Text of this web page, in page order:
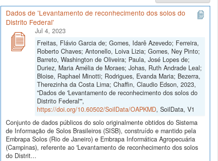
Dados de 'Levantamento de reconhecimento dos solos do
Distrito Federal'
Jul 4, 2023
Freitas, Flávio Garcia de; Gomes, Idarê Azevedo; Ferreira,
Roberto Chaves; Antonello, Loiva Lizia; Gomes, Ney Pinto;
Barreto, Washington de Oliveira; Paula, José Lopes de;
Duriez, Maria Amélia de Moraes; Johas, Ruth Andrade Leal;
Bloise, Raphael Minotti; Rodrigues, Evanda Maria; Bezerra,
Therezinha da Costa Lima; Chaffin, Claudio Edson, 2023,
"Dados de 'Levantamento de reconhecimento dos solos do
Distrito Federal'",
https://doi.org/10.60502/SoilData/OAPKMD, SoilData, V1
Conjunto de dados públicos do solo originalmente obtidos do Sistema
de Informação de Solos Brasileiros (SISB), construído e mantido pela
Embrapa Solos (Rio de Janeiro) e Embrapa Informática Agropecuária
(Campinas), referente ao 'Levantamento de reconhecimento dos solos
do Distrit...